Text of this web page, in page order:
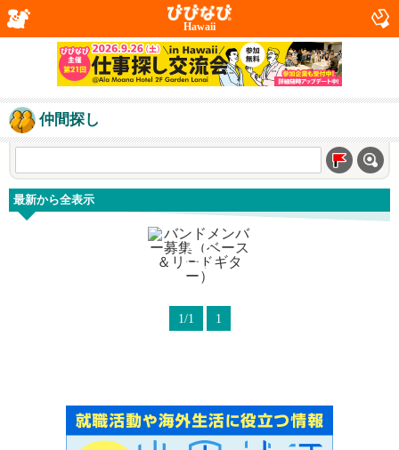
Hawaii
仲間探し
最新から全表示
1/1 1